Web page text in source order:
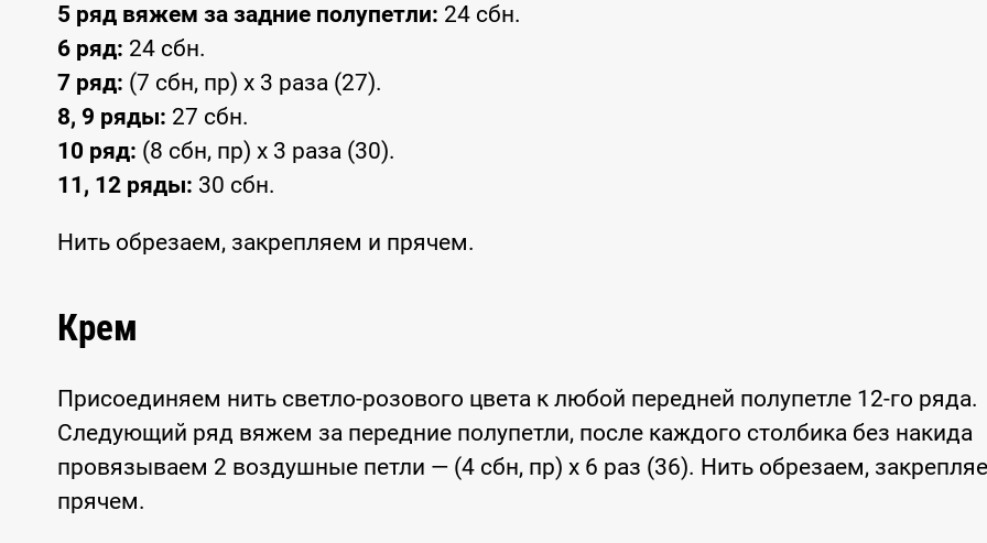
5 ряд вяжем за задние полупетли: 24 сбн.
6 ряд: 24 сбн.
7 ряд: (7 сбн, пр) х 3 раза (27).
8, 9 ряды: 27 сбн.
10 ряд: (8 сбн, пр) х 3 раза (30).
11, 12 ряды: 30 сбн.
Нить обрезаем, закрепляем и прячем.
Крем
Присоединяем нить светло-розового цвета к любой передней полупетле 12-го ряда.
Следующий ряд вяжем за передние полупетли, после каждого столбика без накида
провязываем 2 воздушные петли — (4 сбн, пр) х 6 раз (36). Нить обрезаем,
прячем.